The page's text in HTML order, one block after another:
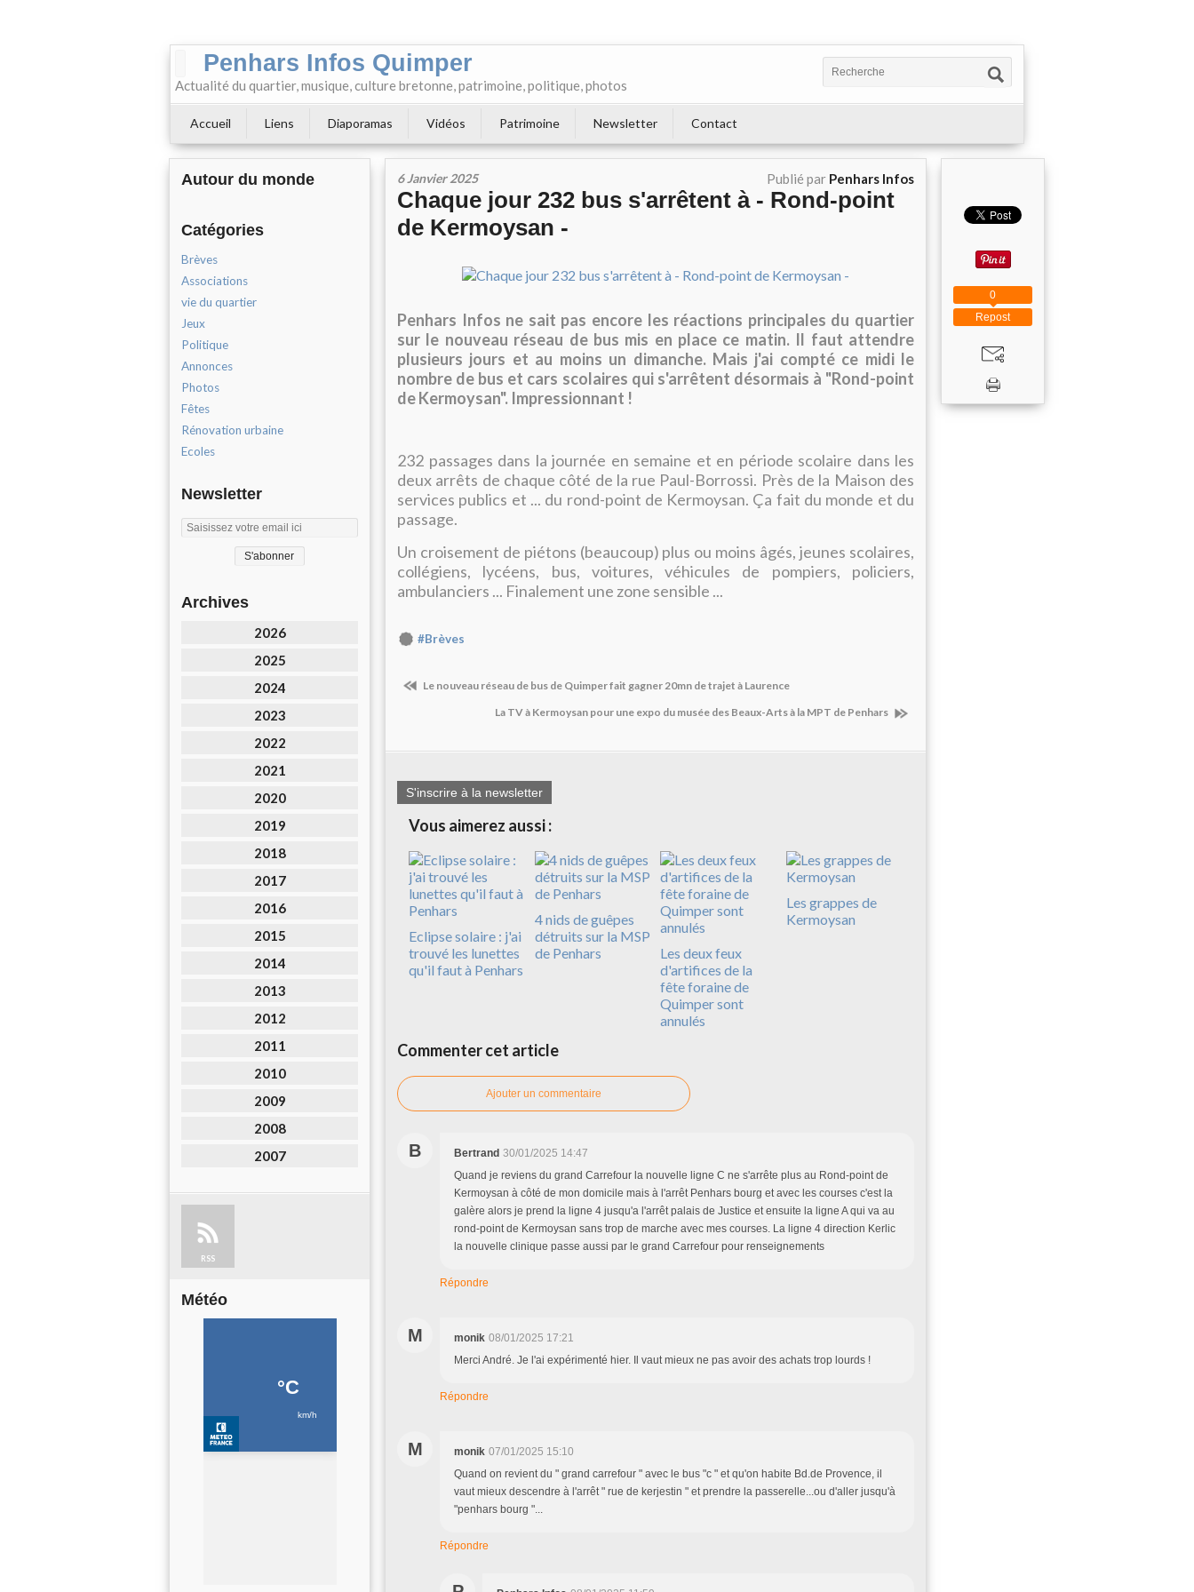
Penhars Infos Quimper
Actualité du quartier, musique, culture bretonne, patrimoine, politique, photos
Accueil Liens Diaporamas Vidéos Patrimoine Newsletter Contact
Autour du monde
Catégories
Brèves
Associations
vie du quartier
Jeux
Politique
Annonces
Photos
Fêtes
Rénovation urbaine
Ecoles
Newsletter
Archives
2026
2025
2024
2023
2022
2021
2020
2019
2018
2017
2016
2015
2014
2013
2012
2011
2010
2009
2008
2007
RSS
Météo
6 Janvier 2025 Publié par Penhars Infos
Chaque jour 232 bus s'arrêtent à - Rond-point
de Kermoysan -
Penhars Infos ne sait pas encore les réactions principales du quartier
sur le nouveau réseau de bus mis en place ce matin. Il faut attendre
plusieurs jours et au moins un dimanche. Mais j'ai compté ce midi le
nombre de bus et cars scolaires qui s'arrêtent désormais à "Rond-point
de Kermoysan". Impressionnant !
232 passages dans la journée en semaine et en période scolaire dans les
deux arrêts de chaque côté de la rue Paul-Borrossi. Près de la Maison des
services publics et ... du rond-point de Kermoysan. Ça fait du monde et du
passage.
Un croisement de piétons (beaucoup) plus ou moins âgés, jeunes scolaires,
collégiens, lycéens, bus, voitures, véhicules de pompiers, policiers,
ambulanciers ... Finalement une zone sensible ...
#Brèves
Le nouveau réseau de bus de Quimper fait gagner 20mn de trajet à Laurence
La TV à Kermoysan pour une expo du musée des Beaux-Arts à la MPT de Penhars
S'inscrire à la newsletter
Vous aimerez aussi :
Eclipse solaire : j'ai
trouvé les lunettes
qu'il faut à Penhars
4 nids de guêpes
détruits sur la MSP
de Penhars
Les deux feux
d'artifices de la
fête foraine de
Quimper sont
annulés
Les grappes de
Kermoysan
Commenter cet article
Ajouter un commentaire
B Bertrand 30/01/2025 14:47
Quand je reviens du grand Carrefour la nouvelle ligne C ne s'arrête plus au Rond-point de
Kermoysan à côté de mon domicile mais à l'arrêt Penhars bourg et avec les courses c'est la
galère alors je prend la ligne 4 jusqu'a l'arrêt palais de Justice et ensuite la ligne A qui va au
rond-point de Kermoysan sans trop de marche avec mes courses. La ligne 4 direction Kerlic
la nouvelle clinique passe aussi par le grand Carrefour pour renseignements
Répondre
M monik 08/01/2025 17:21
Merci André. Je l'ai expérimenté hier. Il vaut mieux ne pas avoir des achats trop lourds !
Répondre
M monik 07/01/2025 15:10
Quand on revient du " grand carrefour " avec le bus "c " et qu'on habite Bd.de Provence, il
vaut mieux descendre à l'arrêt " rue de kerjestin " et prendre la passerelle...ou d'aller jusqu'à
"penhars bourg "...
Répondre
Repost
0